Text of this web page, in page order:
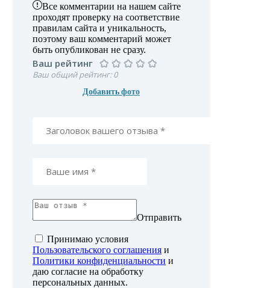
Все комментарии на нашем сайте
проходят проверку на соответствие
правилам сайта и уникальность,
поэтому ваш комментарий может
быть опубликован не сразу.
Ваш рейтинг
Ваш общий рейтинг:
Добавить фото
Отправить
Принимаю условия
Пользовательского соглашения и
Политики конфиденциальности и
даю согласие на обработку
персональных данных.